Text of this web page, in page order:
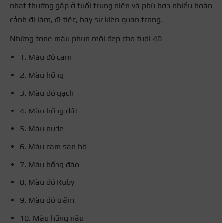
nhạt thường gặp ở tuổi trung niên và phù hợp nhiều hoàn
cảnh đi làm, đi tiệc, hay sự kiện quan trọng.
Những tone màu phun môi đẹp cho tuổi 40
1. Màu đỏ cam
2. Màu hồng
3. Màu đỏ gạch
4. Màu hồng đất
5. Màu nude
6. Màu cam san hô
7. Màu hồng đào
8. Màu đỏ Ruby
9. Màu đỏ trầm
10. Màu hồng nâu